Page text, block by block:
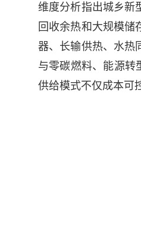
维度分析指出城乡新
回收余热和大规模储
器、长输供热、水热
与零碳燃料、能源转
供给模式不仅成本可